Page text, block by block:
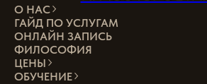
О НАС
ГАЙД ПО УСЛУГАМ
ОНЛАЙН ЗАПИСЬ
ФИЛОСОФИЯ
ЦЕНЫ
ОБУЧЕНИЕ